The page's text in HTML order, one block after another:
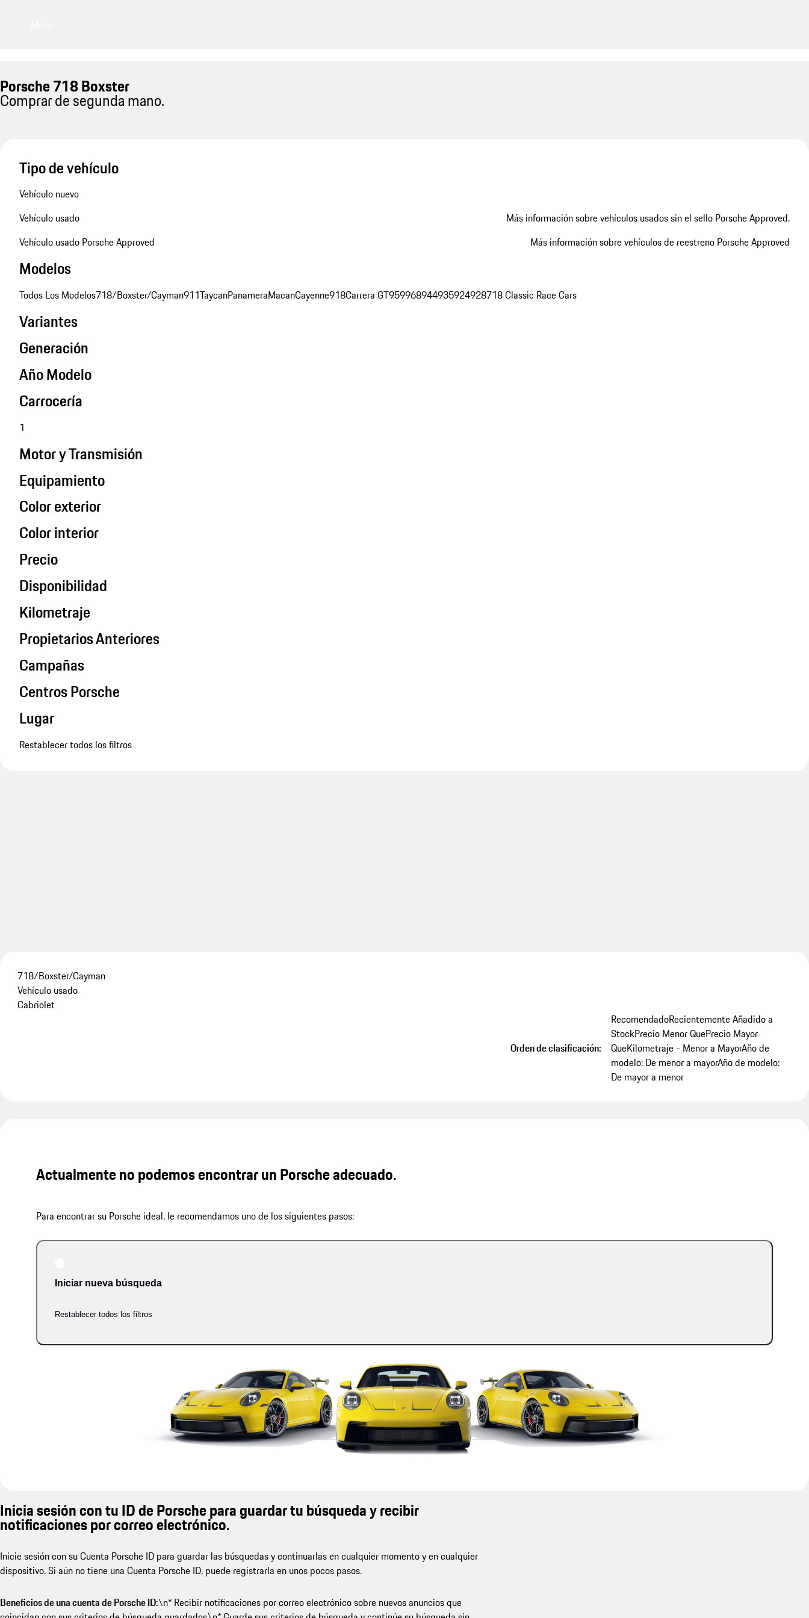
Porsche 718 Boxster
Comprar de segunda mano.
Tipo de vehículo
Vehículo nuevo
Vehículo usado
Más información sobre vehículos usados sin el sello Porsche Approved.
Vehículo usado Porsche Approved
Más información sobre vehículos de reestreno Porsche Approved
Modelos
Todos Los Modelos718/Boxster/Cayman911TaycanPanameraMacanCayenne918Carrera GT959968944935924928718 Classic Race Cars
Variantes
Generación
Año Modelo
Carrocería
1
Motor y Transmisión
Equipamiento
Color exterior
Color interior
Precio
Disponibilidad
Kilometraje
Propietarios Anteriores
Campañas
Centros Porsche
Lugar
Restablecer todos los filtros
718/Boxster/Cayman
Vehículo usado
Cabriolet
Orden de clasificación:
RecomendadoRecientemente Añadido a
StockPrecio Menor QuePrecio Mayor
QueKilometraje - Menor a MayorAño de
modelo: De menor a mayorAño de modelo:
De mayor a menor
Actualmente no podemos encontrar un Porsche adecuado.
Para encontrar su Porsche ideal, le recomendamos uno de los siguientes pasos:
Iniciar nueva búsqueda
Restablecer todos los filtros
Inicia sesión con tu ID de Porsche para guardar tu búsqueda y recibir
notificaciones por correo electrónico.
Inicie sesión con su Cuenta Porsche ID para guardar las búsquedas y continuarlas en cualquier momento y en cualquier
dispositivo. Si aún no tiene una Cuenta Porsche ID, puede registrarla en unos pocos pasos.
Beneficios de una cuenta de Porsche ID:\n* Recibir notificaciones por correo electrónico sobre nuevos anuncios que